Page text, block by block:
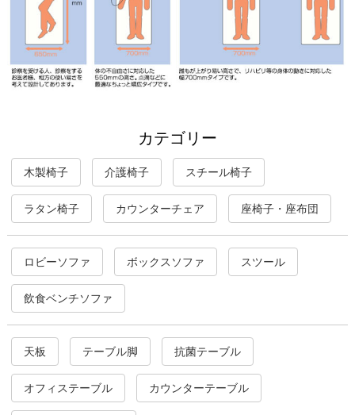
カテゴリー
木製椅子 介護椅子 スチール椅子
ラタン椅子 カウンターチェア 座椅子・座布団
ロビーソファ ボックスソファ スツール
飲食ベンチソファ
天板 テーブル脚 抗菌テーブル
オフィステーブル カウンターテーブル